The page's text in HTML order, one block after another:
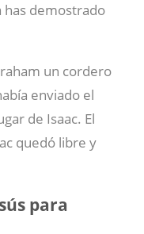
has demostrado
un cordero
enviado el
de Isaac. El
quedó libre y
para